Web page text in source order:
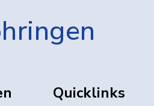
Quicklinks